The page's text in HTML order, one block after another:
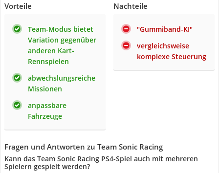
Vorteile
Team-Modus bietet
Variation gegenüber
anderen Kart-
Rennspielen
abwechslungsreiche
Missionen
anpassbare
Fahrzeuge
Nachteile
"Gummiband-KI"
vergleichsweise
komplexe Steuerung
Fragen und Antworten zu Team Sonic Racing
Kann das Team Sonic Racing PS4-Spiel auch mit mehreren
Spielern gespielt werden?